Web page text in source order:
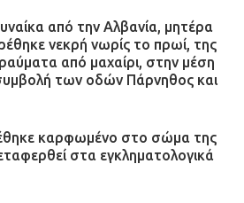
από την Αλβανία, μητέρα
νεκρή νωρίς το πρωί, της
από μαχαίρι, στην μέση
των οδών Πάρνηθος και
καρφωμένο στο σώμα της
στα εγκληματολογικά